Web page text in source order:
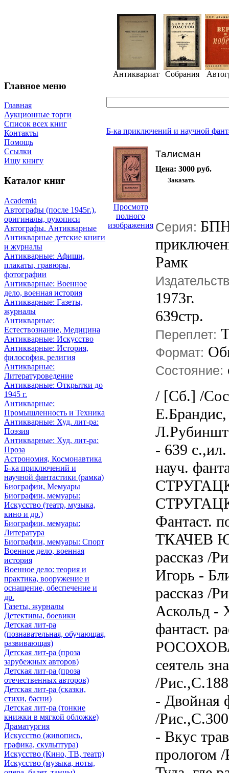
Главное меню
Главная
Аукционные торги
Список всех книг
Контакты
Помощь
Ссылки
Ищу книгу
Каталог книг
Academia
Автографы (после 1945г.),
оригиналы, рукописи
Автографы. Антикварные
Антикварные детские книги
и журналы
Антикварные: Афиши,
плакаты, гравюры,
фотографии
Антикварные: Военное
дело, военная история
Антикварные: Газеты,
журналы
Антикварные:
Естествознание, Медицина
Антикварные: Искусство
Антикварные: История,
философия, религия
Антикварные:
Литературоведение
Антикварные: Открытки до
1945 г.
Антикварные:
Промышленность и Техника
Антикварные: Худ. лит-ра:
Поэзия
Антикварные: Худ. лит-ра:
Проза
Астрономия, Космонавтика
Б-ка приключений и
научной фантастики (рамка)
Биографии, Мемуары
Биографии, мемуары:
Искусство (театр, музыка,
кино и др.)
Биографии, мемуары:
Литература
Биографии, мемуары: Спорт
Военное дело, военная
история
Военное дело: теория и
практика, вооружение и
оснащение, обеспечение и
др.
Газеты, журналы
Детективы, боевики
Детская лит-ра
(познавательная, обучающая,
развивающая)
Детская лит-ра (проза
зарубежных авторов)
Детская лит-ра (проза
отечественных авторов)
Детская лит-ра (сказки,
стихи, басни)
Детская лит-ра (тонкие
книжки в мягкой обложке)
Драматургия
Искусствo (живопись,
графика, скульптура)
Искусствo (Кино, ТВ, театр)
Искусствo (музыка, ноты,
Антиквариат Собрания
Б-ка приключений и научной
Просмотр
полного
изображения
Талисман
Цена: 3000 руб.
Серия:
Рамк
1973г.
639стр.
Переплет:
Формат:
Состояние:
/ [Сб.] /
- 639
науч.
Фантаст.
ТКАЧЕВ
рассказ /
Игорь -
рассказ /
Аскольд -
фантаст.
сеятель
/
- Двойная
/
- Вкус
прологом